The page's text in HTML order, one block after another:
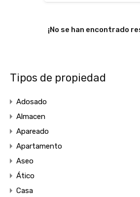
¡No se han encontrado
Tipos de propiedad
Adosado
Almacen
Apareado
Apartamento
Aseo
Ático
Casa